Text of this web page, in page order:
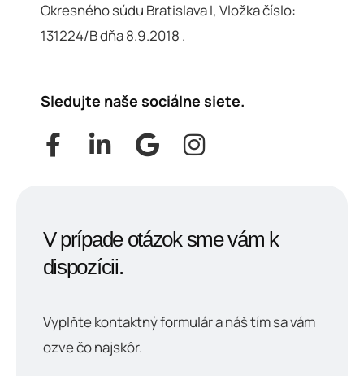
Okresného súdu Bratislava I, Vložka číslo:
131224/B dňa 8.9.2018 .
Sledujte naše sociálne siete.
V prípade otázok sme vám k
dispozícii.
Vyplňte kontaktný formulár a náš tím sa vám
ozve čo najskôr.